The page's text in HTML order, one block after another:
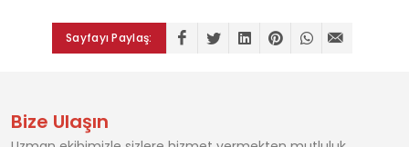
Sayfayı Paylaş:
Bize Ulaşın